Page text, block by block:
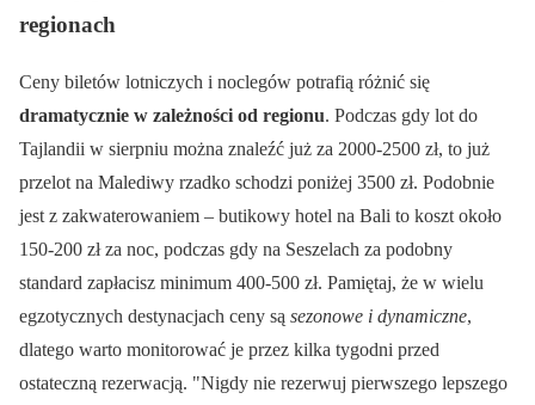
regionach
Ceny biletów lotniczych i noclegów potrafią różnić się
dramatycznie w zależności od regionu. Podczas gdy lot do
Tajlandii w sierpniu można znaleźć już za 2000-2500 zł, to już
przelot na Malediwy rzadko schodzi poniżej 3500 zł. Podobnie
jest z zakwaterowaniem – butikowy hotel na Bali to koszt około
150-200 zł za noc, podczas gdy na Seszelach za podobny
standard zapłacisz minimum 400-500 zł. Pamiętaj, że w wielu
egzotycznych destynacjach ceny są sezonowe i dynamiczne,
dlatego warto monitorować je przez kilka tygodni przed
ostateczną rezerwacją.
Nigdy nie rezerwuj pierwszego lepszego